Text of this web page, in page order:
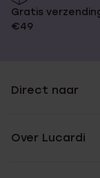
Gratis
€49
Direct naar
Over Lucardi